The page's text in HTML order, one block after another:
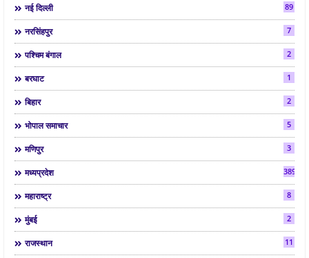
नई दिल्ली 89
नरसिंहपुर 7
पश्चिम बंगाल 2
बरघाट 1
बिहार 2
भोपाल समाचार 5
मणिपुर 3
मध्यप्रदेश 3892
महाराष्ट्र 8
मुंबई 2
राजस्थान 11